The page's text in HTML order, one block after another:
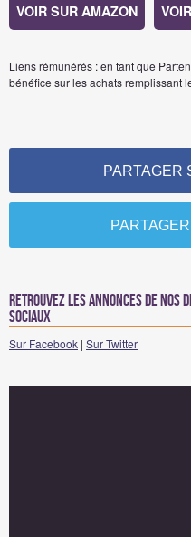
VOIR SUR AMAZON
Liens rémunérés : en tant que
bénéfice sur les achats remplissant
PARTAGER
Retrouvez les annonces de
sociaux
Sur Facebook | Sur Twitter